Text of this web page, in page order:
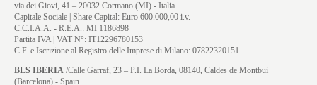
via dei Giovi, 41 – 20032 Cormano (MI) - Italia
Capitale Sociale | Share Capital: Euro 600.000,00 i.v.
C.C.I.A.A. - R.E.A.: MI 1186898
Partita IVA | VAT N°: IT12296780153
C.F. e Iscrizione al Registro delle Imprese di Milano: 07822320151
BLS IBERIA /Calle Garraf, 23 – P.I. La Borda, 08140, Caldes de Montbui
(Barcelona) - Spain